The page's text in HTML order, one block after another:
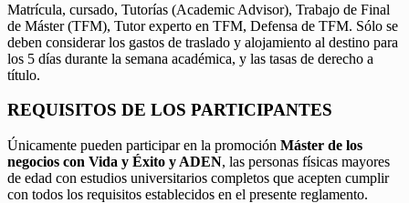
Matrícula, cursado, Tutorías (Academic Advisor), Trabajo de Final
de Máster (TFM), Tutor experto en TFM, Defensa de TFM. Sólo se
deben considerar los gastos de traslado y alojamiento al destino para
los 5 días durante la semana académica, y las tasas de derecho a
título.
REQUISITOS DE LOS PARTICIPANTES
Únicamente pueden participar en la promoción Máster de los
negocios con Vida y Éxito y ADEN, las personas físicas mayores
de edad con estudios universitarios completos que acepten cumplir
con todos los requisitos establecidos en el presente reglamento.